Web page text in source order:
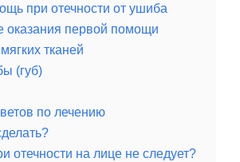
при отечности от ушиба
оказания первой помощи
тканей
(губ)
по лечению
отечности на лице не следует?